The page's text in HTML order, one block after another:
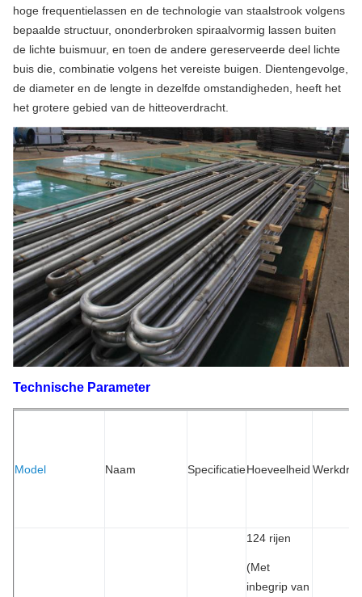
hoge frequentielassen en de technologie van staalstrook volgens
bepaalde structuur, ononderbroken spiraalvormig lassen buiten
de lichte buismuur, en toen de andere gereserveerde deel lichte
buis die, combinatie volgens het vereiste buigen. Dientengevolge,
de diameter en de lengte in dezelfde omstandigheden, heeft het
het grotere gebied van de hitteoverdracht.
Technische Parameter
Model Naam SpecificatieHoeveelheid Werkdruk
124 rijen
(Met
inbegrip van